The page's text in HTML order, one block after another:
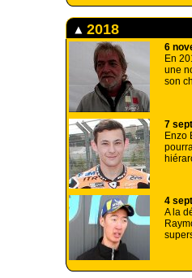
2018
6
En
une
son
7
Enzo
4
A la